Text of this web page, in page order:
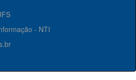
- NTI